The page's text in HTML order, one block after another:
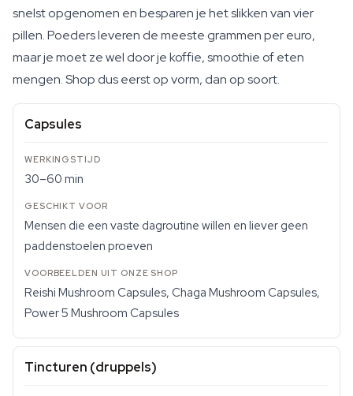
snelst opgenomen en besparen je het slikken van vier
pillen. Poeders leveren de meeste grammen per euro,
maar je moet ze wel door je koffie, smoothie of eten
mengen. Shop dus eerst op vorm, dan op soort.
Capsules
30–60 min
Mensen die een vaste dagroutine willen en liever geen
paddenstoelen proeven
Reishi Mushroom Capsules, Chaga Mushroom Capsules,
Power 5 Mushroom Capsules
Tincturen (druppels)